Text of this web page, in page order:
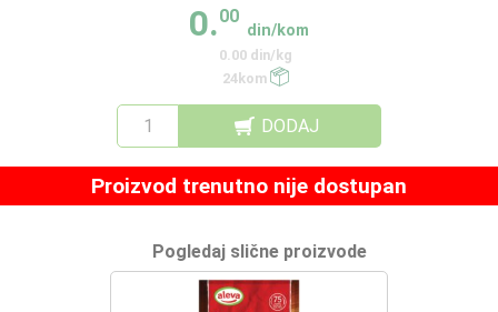
0.00
din/kom
0.00 din/kg
24kom
DODAJ
Proizvod trenutno nije dostupan
Pogledaj slične proizvode